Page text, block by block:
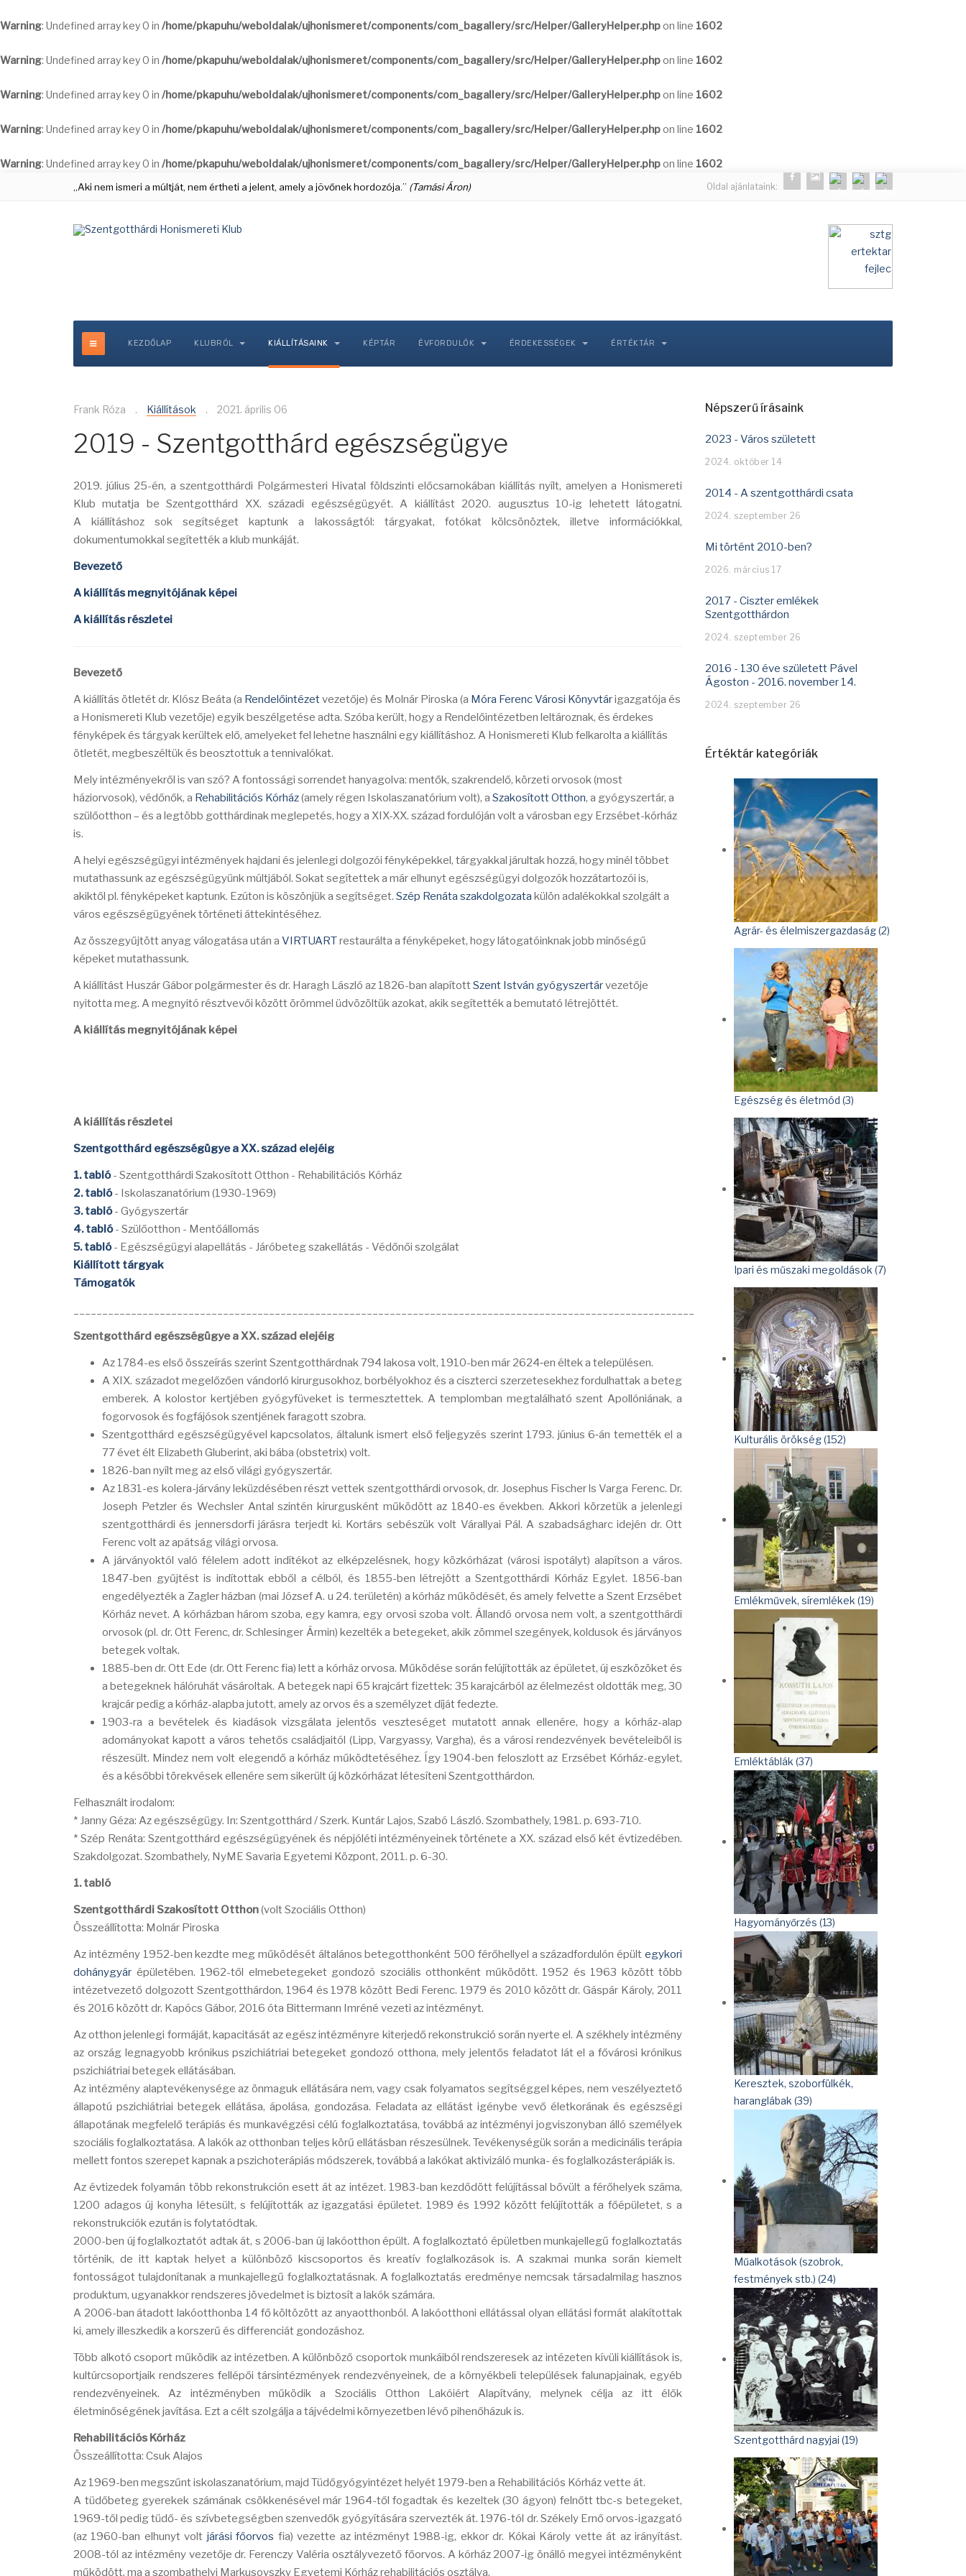
Warning: Undefined array key 0 in /home/pkapuhu/weboldalak/ujhonismeret/components/com_bagallery/src/Helper/GalleryHelper.php on line 1602
Warning: Undefined array key 0 in /home/pkapuhu/weboldalak/ujhonismeret/components/com_bagallery/src/Helper/GalleryHelper.php on line 1602
Warning: Undefined array key 0 in /home/pkapuhu/weboldalak/ujhonismeret/components/com_bagallery/src/Helper/GalleryHelper.php on line 1602
Warning: Undefined array key 0 in /home/pkapuhu/weboldalak/ujhonismeret/components/com_bagallery/src/Helper/GalleryHelper.php on line 1602
Warning: Undefined array key 0 in /home/pkapuhu/weboldalak/ujhonismeret/components/com_bagallery/src/Helper/GalleryHelper.php on line 1602
„Aki nem ismeri a múltját, nem értheti a jelent, amely a jövőnek hordozója.” (Tamási Áron) Oldal ajánlataink:
KEZDŐLAP KLUBRÓL KIÁLLÍTÁSAINK KÉPTÁR ÉVFORDULÓK ÉRDEKESSÉGEK ÉRTÉKTÁR
Frank Róza Kiállítások 2021. április 06
2019 - Szentgotthárd egészségügye
2019. július 25-én, a szentgotthárdi Polgármesteri Hivatal földszinti előcsarnokában kiállítás nyílt, amelyen a Honismereti
Klub mutatja be Szentgotthárd XX. századi egészségügyét. A kiállítást 2020. augusztus 10-ig lehetett látogatni.
A kiállításhoz sok segítséget kaptunk a lakosságtól: tárgyakat, fotókat kölcsönöztek, illetve információkkal,
dokumentumokkal segítették a klub munkáját.
Bevezető
A kiállítás megnyitójának képei
A kiállítás részletei
Bevezető
A kiállítás ötletét dr. Klósz Beáta (a Rendelőintézetvezetője) és Molnár Piroska (a Móra Ferenc Városi Könyvtárigazgatója és
a Honismereti Klub vezetője) egyik beszélgetése adta. Szóba került, hogy a Rendelőintézetben leltároznak, és érdekes
fényképek és tárgyak kerültek elő, amelyeket fel lehetne használni egy kiállításhoz. A Honismereti Klub felkarolta a kiállítás
ötletét, megbeszéltük és beosztottuk a tennivalókat.
Mely intézményekről is van szó? A fontossági sorrendet hanyagolva: mentők, szakrendelő, körzeti orvosok (most
háziorvosok), védőnők, a Rehabilitációs Kórház(amely régen Iskolaszanatórium volt), a Szakosított Otthon, a gyógyszertár, a
szülőotthon – és a legtöbb gotthárdinak meglepetés, hogy a XIX-XX. század fordulóján volt a városban egy Erzsébet-kórház
is.
A helyi egészségügyi intézmények hajdani és jelenlegi dolgozói fényképekkel, tárgyakkal járultak hozzá, hogy minél többet
mutathassunk az egészségügyünk múltjából. Sokat segítettek a már elhunyt egészségügyi dolgozók hozzátartozói is,
akiktől pl. fényképeket kaptunk. Ezúton is köszönjük a segítséget. Szép Renáta szakdolgozata külön adalékokkal szolgált a
város egészségügyének történeti áttekintéséhez.
Az összegyűjtött anyag válogatása után a VIRTUARTrestaurálta a fényképeket, hogy látogatóinknak jobb minőségű
képeket mutathassunk.
A kiállítást Huszár Gábor polgármester és dr. Haragh László az 1826-ban alapítottSzent István gyógyszertárvezetője
nyitotta meg. A megnyitó résztvevői között örömmel üdvözöltük azokat, akik segítették a bemutató létrejöttét.
A kiállítás megnyitójának képei
A kiállítás részletei
Szentgotthárd egészségügye a XX. század elejéig
1. tabló- Szentgotthárdi Szakosított Otthon - Rehabilitációs Kórház
2. tabló- Iskolaszanatórium (1930-1969)
3. tabló- Gyógyszertár
4. tabló- Szülőotthon - Mentőállomás
5. tabló- Egészségügyi alapellátás - Járóbeteg szakellátás - Védőnői szolgálat
Kiállított tárgyak
Támogatók
Szentgotthárd egészségügye a XX. század elejéig
Az 1784-es első összeírás szerint Szentgotthárdnak 794 lakosa volt, 1910-ben már 2624‑en éltek a településen.
A XIX. századot megelőzően vándorló kirurgusokhoz, borbélyokhoz és a ciszterci szerzetesekhez fordulhattak a beteg
emberek. A kolostor kertjében gyógyfüveket is termesztettek. A templomban megtalálható szent Apollóniának, a
fogorvosok és fogfájósok szentjének faragott szobra.
Szentgotthárd egészségügyével kapcsolatos, általunk ismert első feljegyzés szerint 1793. június 6‑án temették el a
77 évet élt Elizabeth Gluberint, aki bába (obstetrix) volt.
1826-ban nyílt meg az első világi gyógyszertár.
Az 1831-es kolera-járvány leküzdésében részt vettek szentgotthárdi orvosok, dr. Josephus Fischer ls Varga Ferenc. Dr.
Joseph Petzler és Wechsler Antal szintén kirurgusként működött az 1840-es években. Akkori körzetük a jelenlegi
szentgotthárdi és jennersdorfi járásra terjedt ki. Kortárs sebészük volt Várallyai Pál. A szabadságharc idején dr. Ott
Ferenc volt az apátság világi orvosa.
A járványoktól való félelem adott indítékot az elképzelésnek, hogy közkórházat (városi ispotályt) alapítson a város.
1847-ben gyűjtést is indítottak ebből a célból, és 1855-ben létrejött a Szentgotthárdi Kórház Egylet. 1856-ban
engedélyezték a Zagler házban (mai József A. u 24. területén) a kórház működését, és amely felvette a Szent Erzsébet
Kórház nevet. A kórházban három szoba, egy kamra, egy orvosi szoba volt. Állandó orvosa nem volt, a szentgotthárdi
orvosok (pl. dr. Ott Ferenc, dr. Schlesinger Ármin) kezelték a betegeket, akik zömmel szegények, koldusok és járványos
betegek voltak.
1885-ben dr. Ott Ede (dr. Ott Ferenc fia) lett a kórház orvosa. Működése során felújították az épületet, új eszközöket és
a betegeknek hálóruhát vásároltak. A betegek napi 65 krajcárt fizettek: 35 karajcárból az élelmezést oldották meg, 30
krajcár pedig a kórház-alapba jutott, amely az orvos és a személyzet díját fedezte.
1903-ra a bevételek és kiadások vizsgálata jelentős veszteséget mutatott annak ellenére, hogy a kórház-alap
adományokat kapott a város tehetős családjaitól (Lipp, Vargyassy, Vargha), és a városi rendezvények bevételeiből is
részesült. Mindez nem volt elegendő a kórház működtetéséhez. Így 1904-ben feloszlott az Erzsébet Kórház-egylet,
és a későbbi törekvések ellenére sem sikerült új közkórházat létesíteni Szentgotthárdon.
Felhasznált irodalom:
* Janny Géza: Az egészségügy. In: Szentgotthárd / Szerk. Kuntár Lajos, Szabó László. Szombathely, 1981. p. 693-710.
* Szép Renáta: Szentgotthárd egészségügyének és népjóléti intézményeinek története a XX. század első két évtizedében.
Szakdolgozat. Szombathely, NyME Savaria Egyetemi Központ, 2011. p. 6-30.
1. tabló
Szentgotthárdi Szakosított Otthon(volt Szociális Otthon)
Összeállította: Molnár Piroska
Az intézmény 1952-ben kezdte meg működését általános betegotthonként 500 férőhellyel a századfordulón épült egykori
dohánygyár épületében. 1962-től elmebetegeket gondozó szociális otthonként működött. 1952 és 1963 között több
intézetvezető dolgozott Szentgotthárdon, 1964 és 1978 között Bedi Ferenc. 1979 és 2010 között dr. Gáspár Károly, 2011
és 2016 között dr. Kapócs Gábor, 2016 óta Bittermann Imréné vezeti az intézményt.
Az otthon jelenlegi formáját, kapacitását az egész intézményre kiterjedő rekonstrukció során nyerte el. A székhely intézmény
az ország legnagyobb krónikus pszichiátriai betegeket gondozó otthona, mely jelentős feladatot lát el a fővárosi krónikus
pszichiátriai betegek ellátásában.
Az intézmény alaptevékenysége az önmaguk ellátására nem, vagy csak folyamatos segítséggel képes, nem veszélyeztető
állapotú pszichiátriai betegek ellátása, ápolása, gondozása. Feladata az ellátást igénybe vevő életkorának és egészségi
állapotának megfelelő terápiás és munkavégzési célú foglalkoztatása, továbbá az intézményi jogviszonyban álló személyek
szociális foglalkoztatása. A lakók az otthonban teljes körű ellátásban részesülnek. Tevékenységük során a medicinális terápia
mellett fontos szerepet kapnak a pszichoterápiás módszerek, továbbá a lakókat aktivizáló munka- és foglalkozásterápiák is.
Az évtizedek folyamán több rekonstrukción esett át az intézet. 1983-ban kezdődött felújítással bővült a férőhelyek száma,
1200 adagos új konyha létesült, s felújították az igazgatási épületet. 1989 és 1992 között felújították a főépületet, s a
rekonstrukciók ezután is folytatódtak.
2000-ben új foglalkoztatót adtak át, s 2006-ban új lakóotthon épült. A foglalkoztató épületben munkajellegű foglalkoztatás
történik, de itt kaptak helyet a különböző kiscsoportos és kreatív foglalkozások is. A szakmai munka során kiemelt
fontosságot tulajdonítanak a munkajellegű foglalkoztatásnak. A foglalkoztatás eredménye nemcsak társadalmilag hasznos
produktum, ugyanakkor rendszeres jövedelmet is biztosít a lakók számára.
A 2006-ban átadott lakóotthonba 14 fő költözött az anyaotthonból. A lakóotthoni ellátással olyan ellátási formát alakítottak
ki, amely illeszkedik a korszerű és differenciát gondozáshoz.
Több alkotó csoport működik az intézetben. A különböző csoportok munkáiból rendszeresek az intézeten kívüli kiállítások is,
kultúrcsoportjaik rendszeres fellépői társintézmények rendezvényeinek, de a környékbeli települések falunapjainak, egyéb
rendezvényeinek. Az intézményben működik a Szociális Otthon Lakóiért Alapítvány, melynek célja az itt élők
életminőségének javítása. Ezt a célt szolgálja a tájvédelmi környezetben lévő pihenőházuk is.
Rehabilitációs Kórház
Összeállította: Csuk Alajos
Az 1969-ben megszűnt iskolaszanatórium, majd Tüdőgyógyintézet helyét 1979-ben a Rehabilitációs Kórház vette át.
A tüdőbeteg gyerekek számának csökkenésével már 1964-től fogadtak és kezeltek (30 ágyon) felnőtt tbc-s betegeket,
1969-től pedig tüdő- és szívbetegségben szenvedők gyógyítására szervezték át. 1976-tól dr. Székely Ernő orvos-igazgató
(az 1960-ban elhunyt volt járási főorvos fia) vezette az intézményt 1988-ig, ekkor dr. Kókai Károly vette át az irányítást.
2008-tól az intézmény vezetője dr. Ferenczy Valéria osztályvezető főorvos. A kórház 2007-ig önálló megyei intézményként
működött, ma a szombathelyi Markusovszky Egyetemi Kórház rehabilitációs osztálya.
Népszerű írásaink
2023 - Város született
2024. október 14
2014 - A szentgotthárdi csata
2024. szeptember 26
Mi történt 2010-ben?
2026. március 17
2017 - Ciszter emlékek
Szentgotthárdon
2024. szeptember 26
2016 - 130 éve született Pável
Ágoston - 2016. november 14.
2024. szeptember 26
Értéktár kategóriák
Agrár- és élelmiszergazdaság (2)
Egészség és életmód (3)
Ipari és műszaki megoldások (7)
Kulturális örökség (152)
Emlékművek, síremlékek (19)
Emléktáblák (37)
Hagyományőrzés (13)
Keresztek, szoborfülkék,
haranglábak (39)
Műalkotások (szobrok,
festmények stb.) (24)
Szentgotthárd nagyjai (19)